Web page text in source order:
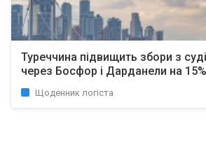
Туреччина підвищить збори з
через Босфор і Дарданели на 15%
Щоденник логіста